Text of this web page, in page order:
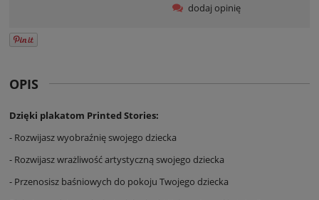
dodaj opinię
OPIS
Dzięki plakatom Printed Stories:
- Rozwijasz wyobraźnię swojego dziecka
- Rozwijasz wrażliwość artystyczną swojego dziecka
- Przenosisz baśniowych do pokoju Twojego dziecka